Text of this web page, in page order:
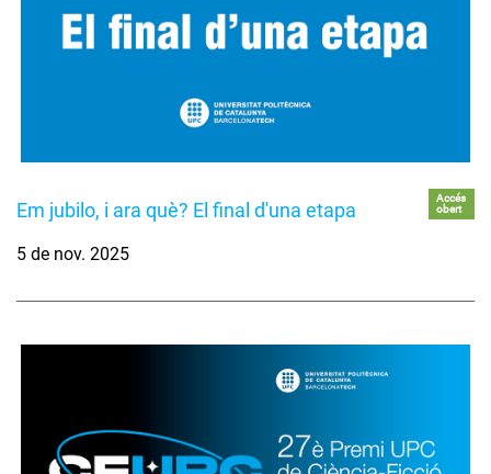
Em jubilo, i ara què? El final d'una etapa
Accés
obert
5 de nov. 2025